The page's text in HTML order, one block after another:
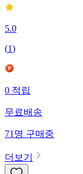
5.0
(1)
0적립
무료배송
71명구매중
더보기